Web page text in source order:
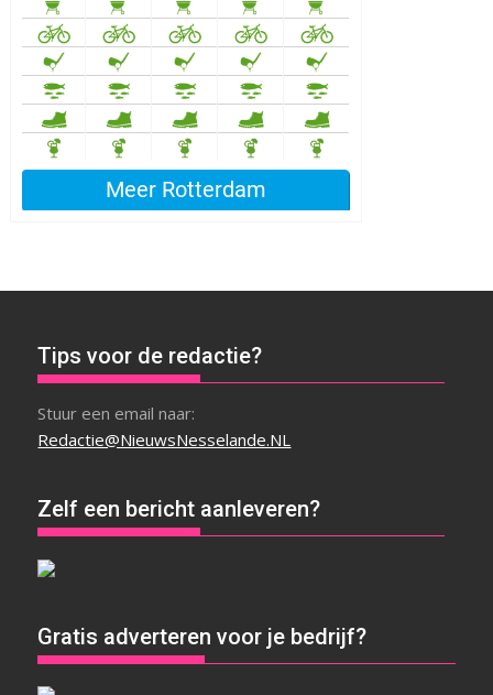
Tips voor de redactie?
Stuur een email naar:
Redactie@NieuwsNesselande.NL
Zelf een bericht aanleveren?
Gratis adverteren voor je bedrijf?